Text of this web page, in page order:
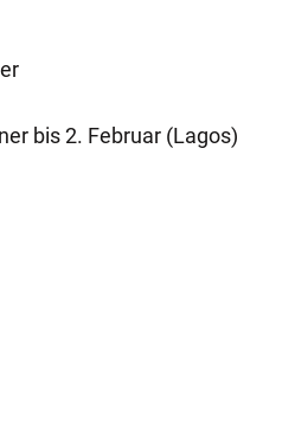
bis 2. Februar (Lagos)